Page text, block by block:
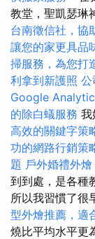
教堂，聖凱瑟琳
台南徵信社，協
讓您的家更具品
掃服務，為您打
利拿到新護照 公
Google
的除白蟻服務 我
高效的關鍵字策
功的網路行銷策
題 戶外婚禮外
到到處，是各種
所以我習慣了很
型外燴推薦，適
燒比平均水平更